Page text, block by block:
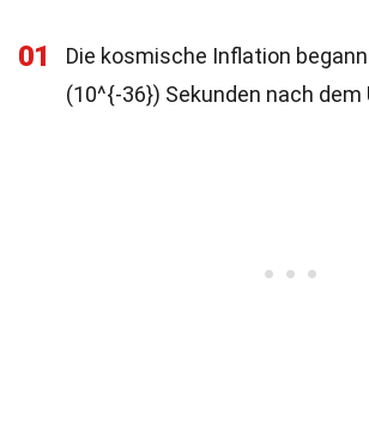
01
Die kosmische Inflation
(10^{-36}) Sekunden nach dem